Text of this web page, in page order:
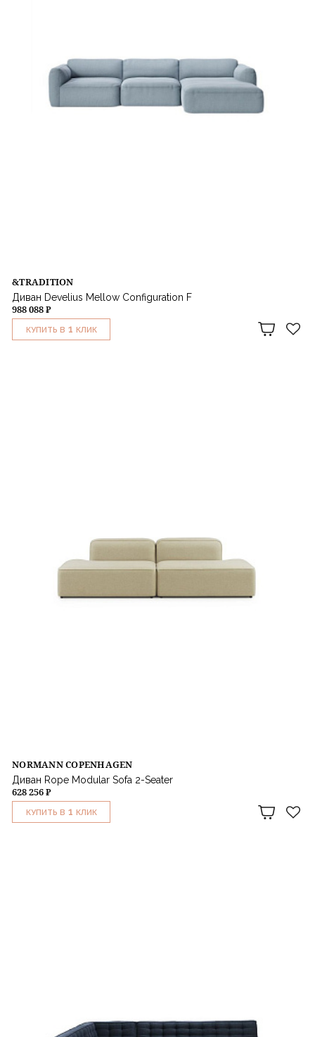
&TRADITION
Диван Develius Mellow Configuration F
988 088 ₽
КУПИТЬ В 1 КЛИК
NORMANN COPENHAGEN
Диван Rope Modular Sofa 2-Seater
628 256 ₽
КУПИТЬ В 1 КЛИК